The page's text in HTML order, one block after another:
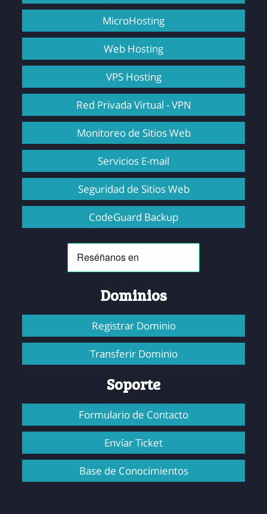
MicroHosting
Web Hosting
VPS Hosting
Red Privada Virtual - VPN
Monitoreo de Sitios Web
Servicios E-mail
Seguridad de Sitios Web
CodeGuard Backup
Dominios
Registrar Dominio
Transferir Dominio
Soporte
Formulario de Contacto
Envíar Ticket
Base de Conocimientos